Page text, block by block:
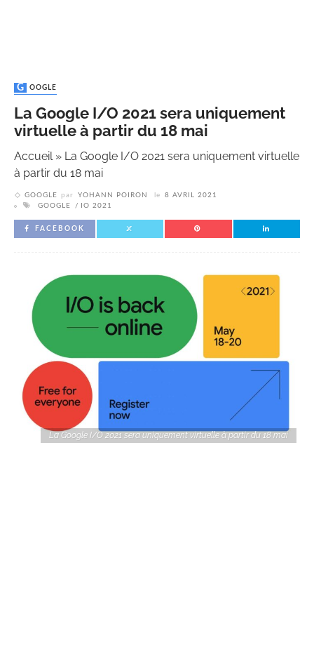
GOOGLE
La Google I/O 2021 sera uniquement
virtuelle à partir du 18 mai
Accueil» La Google I/O 2021 sera uniquement virtuelle
à partir du 18 mai
GOOGLE par YOHANN POIRON le
8 AVRIL 2021
GOOGLE
IO 2021
FACEBOOK
La Google I/O 2021 sera uniquement virtuelle à partir du 18 mai